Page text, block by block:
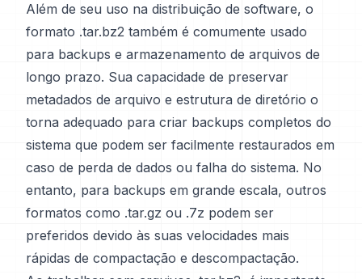
Além de seu uso na distribuição de software, o
formato .tar.bz2 também é comumente usado
para backups e armazenamento de arquivos de
longo prazo. Sua capacidade de preservar
metadados de arquivo e estrutura de diretório o
torna adequado para criar backups completos do
sistema que podem ser facilmente restaurados em
caso de perda de dados ou falha do sistema. No
entanto, para backups em grande escala, outros
formatos como .tar.gz ou .7z podem ser
preferidos devido às suas velocidades mais
rápidas de compactação e descompactação.